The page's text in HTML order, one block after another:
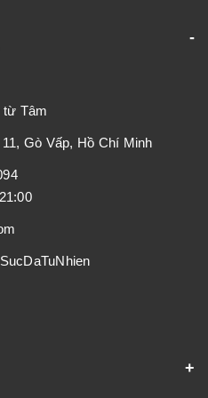
từ Tâm
Gò Vấp, Hồ Chí Minh